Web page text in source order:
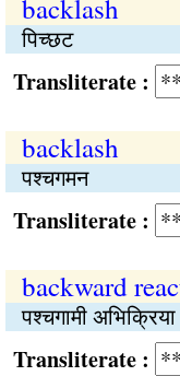
backlash
पिच्छट
:
backlash
पश्चगमन
:
backward
पश्चगामी अभिक्रिया
: